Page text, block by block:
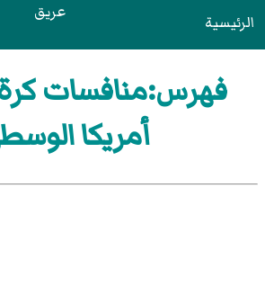
الرئيسية عريق
فهرس:منافسات
أمريكا